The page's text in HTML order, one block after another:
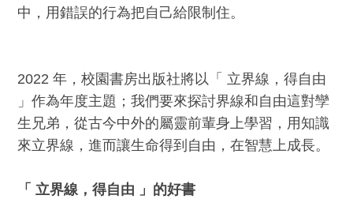
中，用錯誤的行為把自己給限制住。
2022 年，校園書房出版社將以「 立界線，得自由
」作為年度主題；我們要來探討界線和自由這對孿
生兄弟，從古今中外的屬靈前輩身上學習，用知識
來立界線，進而讓生命得到自由，在智慧上成長。
「 立界線，得自由 」的好書